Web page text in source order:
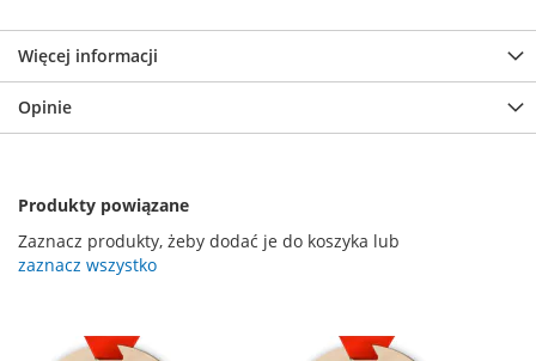
Więcej informacji
Opinie
Produkty powiązane
Zaznacz produkty, żeby dodać je do koszyka lub
zaznacz wszystko